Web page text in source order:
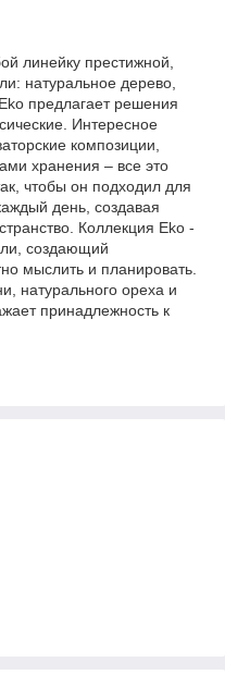
линейку престижной,
натуральное дерево,
предлагает решения
Интересное
композиции,
хранения – все это
чтобы он подходил для
день, создавая
Коллекция Eko -
создающий
мыслить и планировать.
натурального ореха и
принадлежность к